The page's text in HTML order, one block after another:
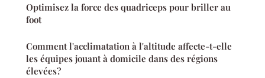
Optimisez la force des quadriceps pour briller au
foot
Comment l'acclimatation à l'altitude affecte-t-elle
les équipes jouant à domicile dans des régions
élevées?